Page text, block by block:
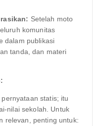
Setelah moto
komunitas
dalam publikasi
tanda, dan materi
statis; itu
nilai sekolah. Untuk
relevan, penting untuk: